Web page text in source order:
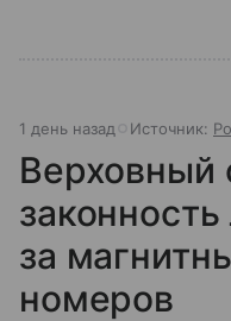
1 день назад Источник:
Верховный
за
номеров